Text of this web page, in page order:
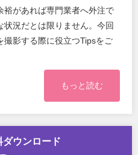
裕があれば専門業者へ外注で
状況だとは限りません。今回
撮影する際に役立つTipsをご
もっと読む
ダウンロード